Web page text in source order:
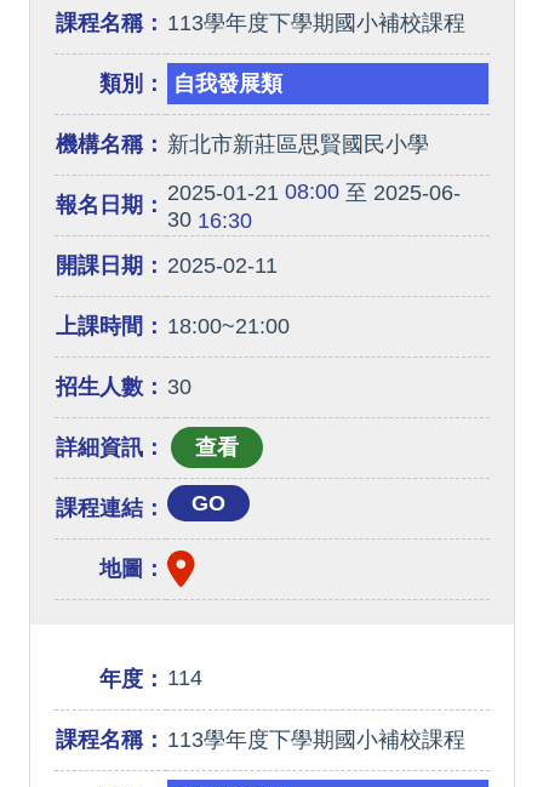
課程名稱： 113學年度下學期國小補校課程
類別： 自我發展類
機構名稱： 新北市新莊區思賢國民小學
報名日期： 2025-01-21 08:00至 2025-06-
3016:30
開課日期： 2025-02-11
上課時間： 18:00~21:00
招生人數： 30
詳細資訊：
課程連結： GO
地圖：
年度： 114
課程名稱： 113學年度下學期國小補校課程